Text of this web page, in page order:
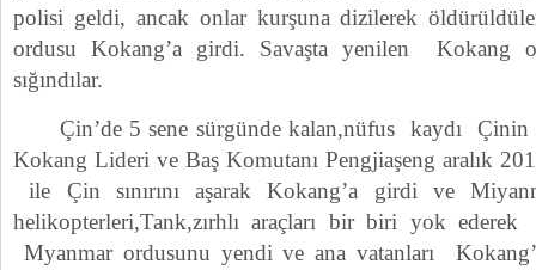
polisi geldi, ancak onlar kurşuna dizilerek
ordusu Kokang’a girdi. Savaşta yenilen Kokang
sığındılar.
Çin’de 5 sene sürgünde kalan,nüfus kaydı Çinin
Kokang Lideri ve Baş Komutanı Pengjiaşeng aralık
ile Çin sınırını aşarak Kokang’a girdi ve
helikopterleri,Tank,zırhlı araçları bir biri yok ederek
Myanmar ordusunu yendi ve ana vatanları